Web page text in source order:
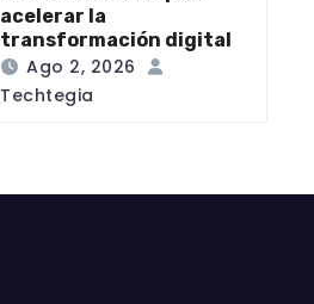
acelerar la
transformación digital
Ago 2, 2026
Techtegia